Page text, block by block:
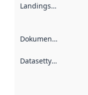
Landingsside
Dokumentasjon
Datasettype